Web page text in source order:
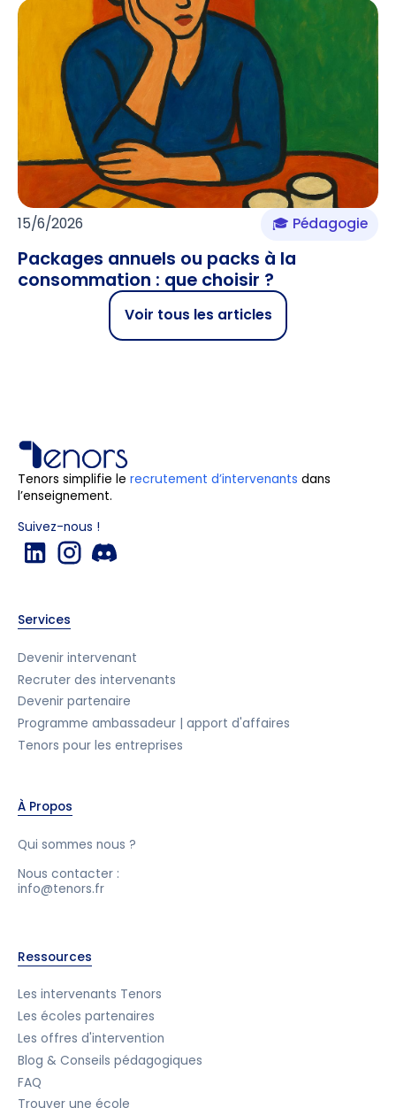
15/6/2026 🎓 Pédagogie
Packages annuels ou packs à la
consommation : que choisir ?
Voir tous les articles
Tenors simplifie le recrutement d’intervenants dans
l’enseignement.
Suivez-nous !
Services
Devenir intervenant
Recruter des intervenants
Devenir partenaire
Programme ambassadeur | apport d'affaires
Tenors pour les entreprises
À Propos
Qui sommes nous ?
Nous contacter :
info@tenors.fr
Ressources
Les intervenants Tenors
Les écoles partenaires
Les offres d'intervention
Blog & Conseils pédagogiques
FAQ
Trouver une école